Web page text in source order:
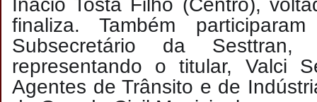
finaliza. Também
Subsecretário da Sesttran,
representando o titular, Valci
Agentes de Trânsito e de